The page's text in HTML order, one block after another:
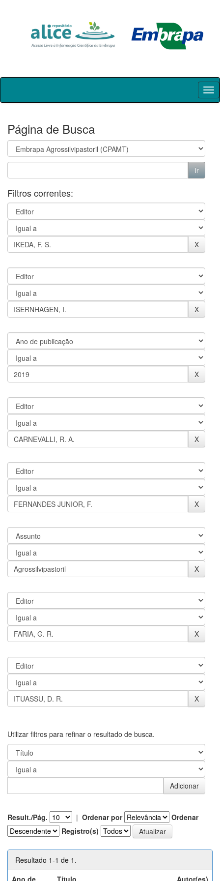
Skip
Página de Busca
Filtros correntes:
Utilizar filtros para refinar o resultado de busca.
Result./Pág. | Ordenar por
Ordenar
Registro(s)
Resultado 1-1 de 1.
Ano de
Título Autor(es)